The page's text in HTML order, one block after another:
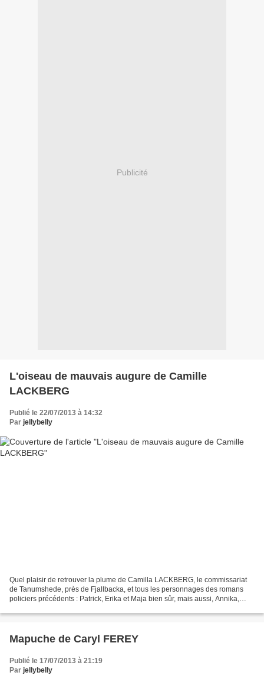
Publicité
L'oiseau de mauvais augure de Camille
LACKBERG
Publié le 22/07/2013 à 14:32
Par jellybelly
Quel plaisir de retrouver la plume de Camilla LACKBERG, le commissariat
de Tanumshede, près de Fjallbacka, et tous les personnages des romans
policiers précédents : Patrick, Erika et Maja bien sûr, mais aussi, Annika,
Mapuche de Caryl FEREY
Publié le 17/07/2013 à 21:19
Par jellybelly